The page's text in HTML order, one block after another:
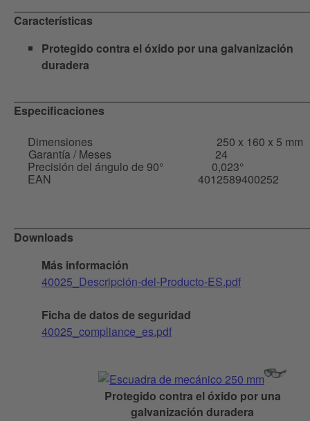
Características
Protegido contra el óxido por una galvanización
duradera
Especificaciones
Dimensiones
250 x 160 x 5 mm
Garantía / Meses 24
Precisión del ángulo de 90° 0,023°
EAN 4012589400252
Downloads
Más información
40025_Descripción-del-Producto-ES.pdf
Ficha de datos de seguridad
40025_compliance_es.pdf
Protegido contra el óxido por una
galvanización duradera